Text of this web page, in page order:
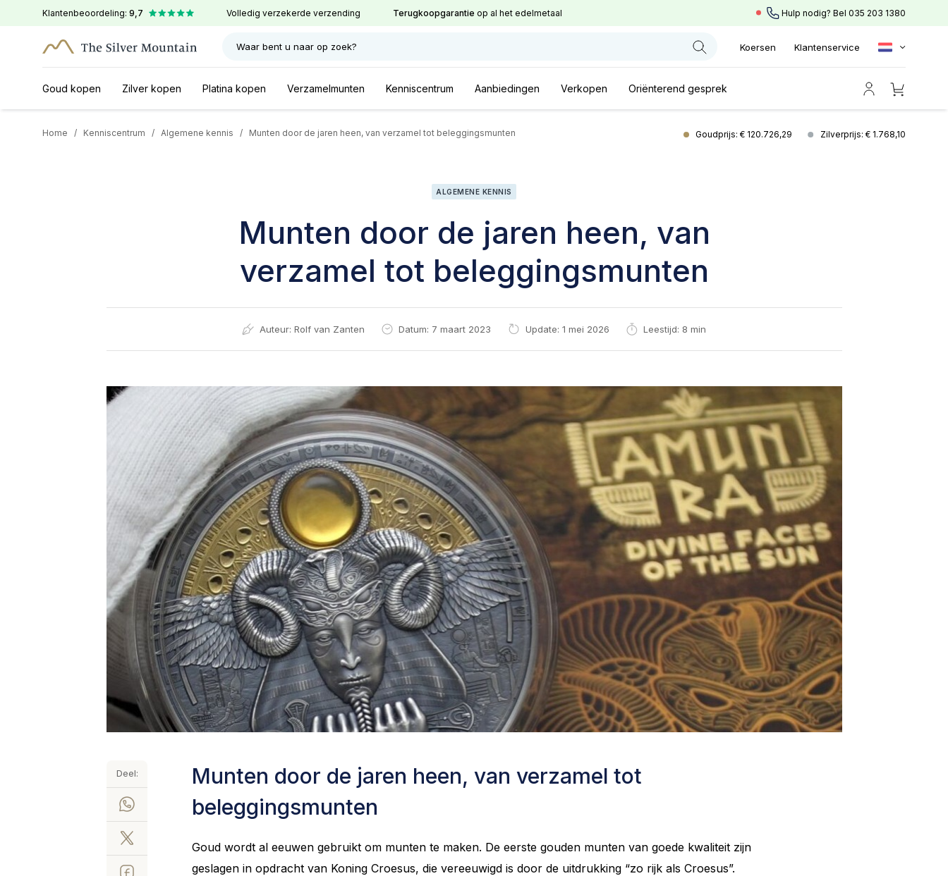
Klantenbeoordeling: 9,7 Volledig verzekerde verzending Terugkoopgarantie op al het edelmetaal Hulp nodig? Bel 035 203 1380
Waar bent u naar op zoek? Koersen Klantenservice
Goud kopen Zilver kopen Platina kopen Verzamelmunten Kenniscentrum Aanbiedingen Verkopen Oriënterend gesprek
Home / Kenniscentrum / Algemene kennis / Munten door de jaren heen, van verzamel tot beleggingsmunten Goudprijs: € 120.726,29 Zilverprijs: € 1.768,10
ALGEMENE KENNIS
Munten door de jaren heen, van
verzamel tot beleggingsmunten
Auteur: Rolf van Zanten Datum: 7 maart 2023 Update: 1 mei 2026 Leestijd: 8 min
Deel:
Munten door de jaren heen, van verzamel tot
beleggingsmunten
Goud wordt al eeuwen gebruikt om munten te maken. De eerste gouden munten van goede kwaliteit zijn
geslagen in opdracht van Koning Croesus, die vereeuwigd is door de uitdrukking “zo rijk als Croesus”.